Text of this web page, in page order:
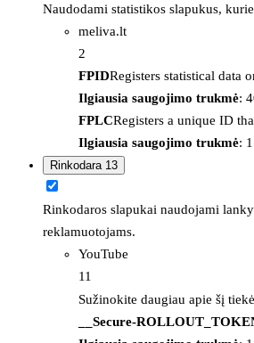
Naudodami statistikos slapukus,
meliva.lt
2
FPIDRegisters statistical data
Ilgiausia saugojimo trukmė:
FPLCRegisters a unique ID
Ilgiausia saugojimo trukmė:
Rinkodara 13
Rinkodaros slapukai naudojami
reklamuotojams.
YouTube
11
Sužinokite daugiau apie šį
__Secure-